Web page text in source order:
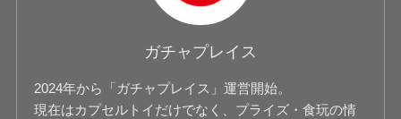
ガチャプレイス
2024年から「ガチャプレイス」運営開始。
現在はカプセルトイだけでなく、プライズ・食玩の情